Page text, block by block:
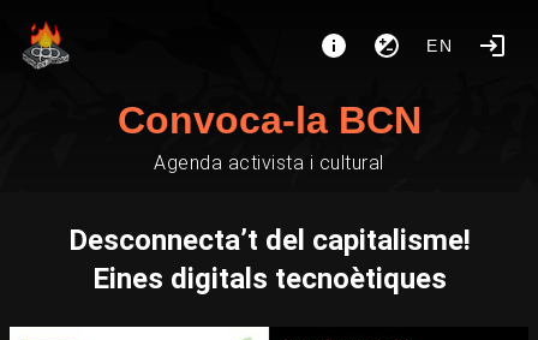
EN
Convoca-la BCN
Agenda activista i cultural
Desconnecta’t del capitalisme!
Eines digitals tecnoètiques